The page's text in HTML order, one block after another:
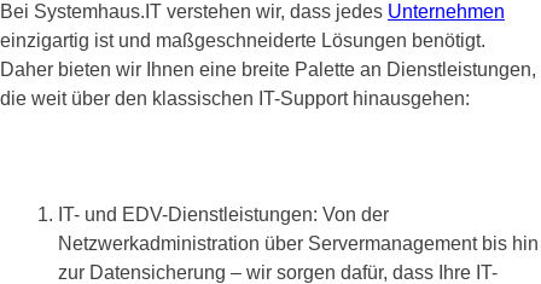
Bei Systemhaus.IT verstehen wir, dass jedes Unternehmen
einzigartig ist und maßgeschneiderte Lösungen benötigt.
Daher bieten wir Ihnen eine breite Palette an Dienstleistungen,
die weit über den klassischen IT-Support hinausgehen:
IT- und EDV-Dienstleistungen: Von der
Netzwerkadministration über Servermanagement bis hin
zur Datensicherung – wir sorgen dafür, dass Ihre IT-